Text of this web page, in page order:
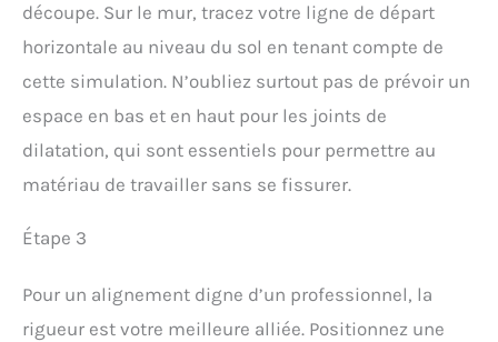
découpe. Sur le mur, tracez votre ligne de départ
horizontale au niveau du sol en tenant compte de
cette simulation. N’oubliez surtout pas de prévoir un
espace en bas et en haut pour les joints de
dilatation, qui sont essentiels pour permettre au
matériau de travailler sans se fissurer.
Étape 3
Pour un alignement digne d’un professionnel, la
rigueur est votre meilleure alliée. Positionnez une